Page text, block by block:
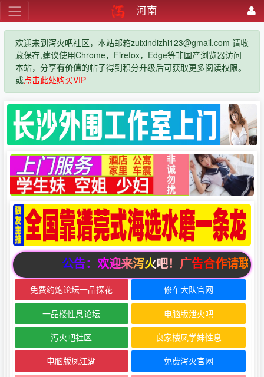
河南
欢迎来到泻火吧社区，本站邮箱zuixindizhi123@gmail.com 请收
藏保存,建议使用Chrome，Firefox，Edge等非国产浏览器访问
本站，分享有价值的帖子得到积分升级后可获取更多阅读权限。
或点击此处购买VIP
公告：欢迎来泻火吧！广告合作请联
免费约炮论坛一品探花 修车大队官网
一品楼性息论坛 电脑版泄火吧
泻火吧社区 良家楼凤学妹性息
电脑版凤江湖 免费泻火官网